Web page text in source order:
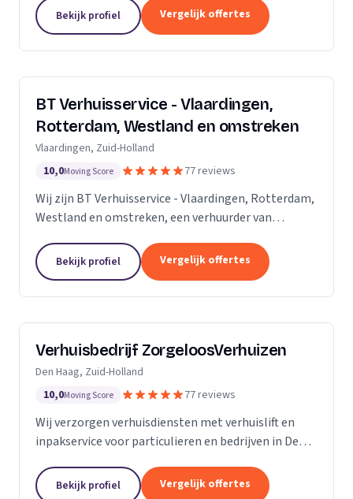
Bekijk profiel Vergelijk offertes
BT Verhuisservice - Vlaardingen,
Rotterdam, Westland en omstreken
Vlaardingen, Zuid-Holland
10,0Moving Score 77 reviews
Wij zijn BT Verhuisservice - Vlaardingen, Rotterdam,
Westland en omstreken, een verhuurder van
Zuid-Holland.
Bekijk profiel Vergelijk offertes
Verhuisbedrijf ZorgeloosVerhuizen
Den Haag, Zuid-Holland
10,0Moving Score 77 reviews
Wij verzorgen verhuisdiensten met verhuislift en
inpakservice voor particulieren en bedrijven in Den
Bekijk profiel Vergelijk offertes